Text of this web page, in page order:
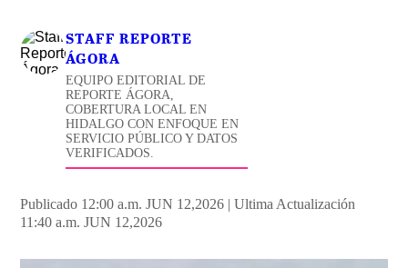
STAFF REPORTE
ÁGORA
EQUIPO EDITORIAL DE
REPORTE ÁGORA,
COBERTURA LOCAL EN
HIDALGO CON ENFOQUE EN
SERVICIO PÚBLICO Y DATOS
VERIFICADOS.
Publicado 12:00 a.m. JUN 12,2026 | Ultima Actualización
11:40 a.m. JUN 12,2026